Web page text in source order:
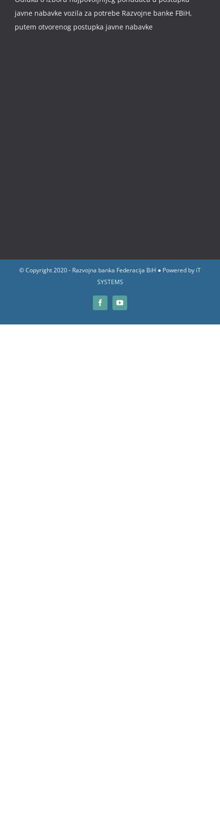
javne nabavke vozila za potrebe Razvojne banke FBiH,
putem otvorenog postupka javne nabavke
© Copyright 2020 - Razvojna banka Federacija BiH ● Powered by iT
SYSTEMS
FacebookYouTube